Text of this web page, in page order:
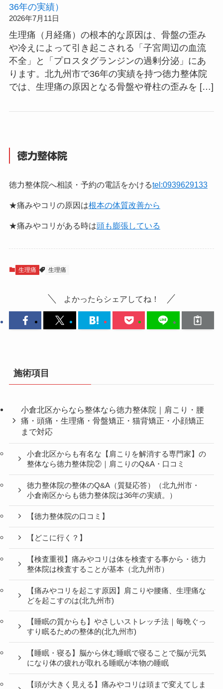
36年の実績）
2026年7月11日
生理痛（月経痛）の根本的な原因は、骨盤の歪み
や冷えによって引き起こされる「子宮周辺の血流
不全」と「プロスタグランジンの過剰分泌」にあ
ります。北九州市で36年の実績を持つ徳力整体院
では、生理痛の原因となる骨盤や脊柱の歪みを […]
徳力整体院
徳力整体院へ相談・予約の電話をかけるtel:0939629133
★痛みやコリの原因は根本の体質改善から
★痛みやコリがある時は頭も膨張している
生理痛 生理痛
よかったらシェアしてね！
施術項目
小倉北区からなら整体なら徳力整体院｜肩こり・腰
痛・頭痛・生理痛・骨盤矯正・猫背矯正・小顔矯正
まで対応
小倉北区からも有名な【肩こりを解消する専門家】の
整体なら徳力整体院②｜肩こりのQ&A・口コミ
徳力整体院の整体のQ&A（質疑応答）（北九州市・
小倉南区からも徳力整体院は36年の実績。）
【徳力整体院の口コミ】
【どこに行く？】
【検査重視】痛みやコリは体を検査する事から・徳力
整体院は検査することが基本（北九州市）
【痛みやコリを起こす原因】肩こりや腰痛、生理痛な
どを起こすのは(北九州市)
【睡眠の質からも】やさしいストレッチ法｜毎晩ぐっ
すり眠るための整体的(北九州市)
【睡眠・寝る】脳から休む睡眠で寝ることで脳が元気
になり体の疲れが取れる睡眠が本物の睡眠
【頭が大きく見える】痛みやコリは頭まで変えてしま